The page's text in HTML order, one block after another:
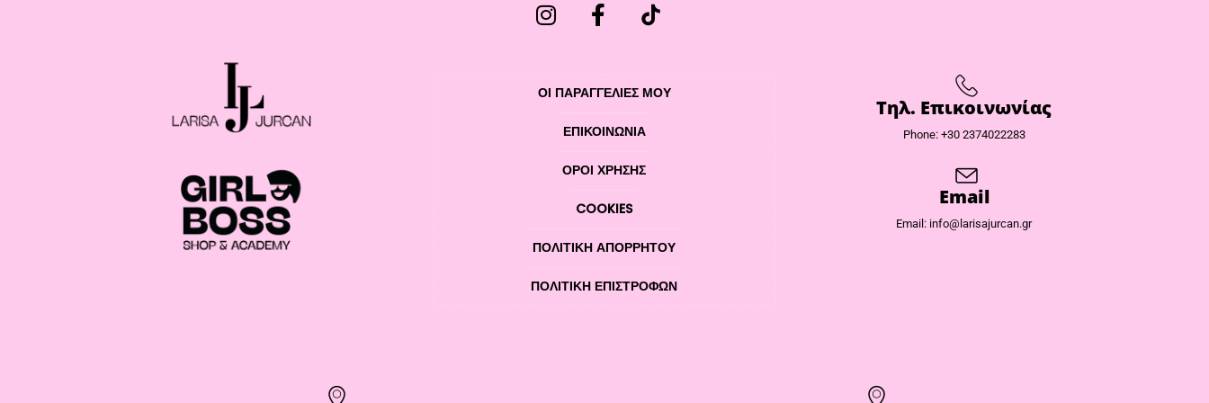
ΟΙ ΠΑΡΑΓΓΕΛΙΕΣ ΜΟΥ
ΕΠΙΚΟΙΝΩΝΊΑ
ΌΡΟΙ ΧΡΉΣΗΣ
COOKIES
ΠΟΛΙΤΙΚΉ ΑΠΟΡΡΉΤΟΥ
ΠΟΛΙΤΙΚΉ ΕΠΙΣΤΡΟΦΏΝ
Τηλ. Επικοινωνίας
Phone: +30 2374022283
Email
Email: info@larisajurcan.gr